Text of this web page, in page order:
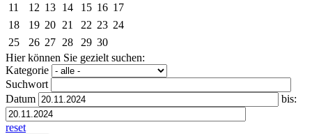
11
12 13 14 15 16 17
18
19 20 21 22 23 24
25
26 27 28 29 30
Hier können Sie gezielt suchen:
Kategorie
Suchwort
Datum
bis:
reset